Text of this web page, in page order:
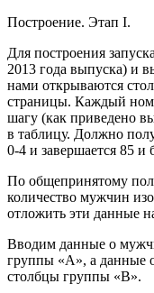
Построение. Этап I.
Для построения
2013 года выпуска) и
нами открываются
страницы. Каждый
шагу (как приведено
в таблицу. Должно
0-4 и завершается 85 и
По общепринятому
количество мужчин
отложить эти данные
Вводим данные о
группы «А», а данные
столбцы группы «В».